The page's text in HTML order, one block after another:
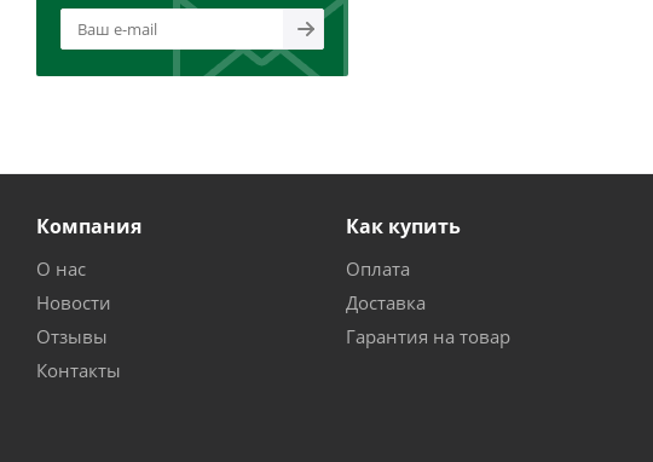
Компания
О нас
Новости
Отзывы
Контакты
Как купить
Оплата
Доставка
Гарантия на товар